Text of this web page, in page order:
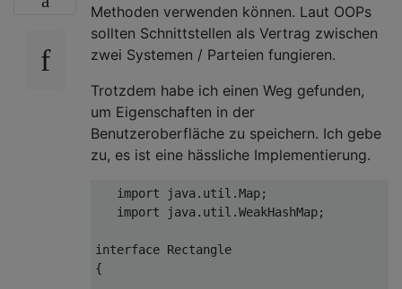
Methoden verwenden können. Laut OOPs
sollten Schnittstellen als Vertrag zwischen
zwei Systemen / Parteien fungieren.
Trotzdem habe ich einen Weg gefunden,
um Eigenschaften in der
Benutzeroberfläche zu speichern. Ich gebe
zu, es ist eine hässliche Implementierung.
import java.util.Map;
import java.util.WeakHashMap;
interface Rectangle
{